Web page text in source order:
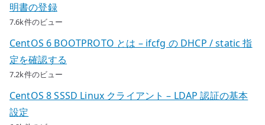
明書の登録
7.6k件のビュー
CentOS 6 BOOTPROTO とは – ifcfg の DHCP / static 指
定を確認する
7.2k件のビュー
CentOS 8 SSSD Linux クライアント – LDAP 認証の基本
設定